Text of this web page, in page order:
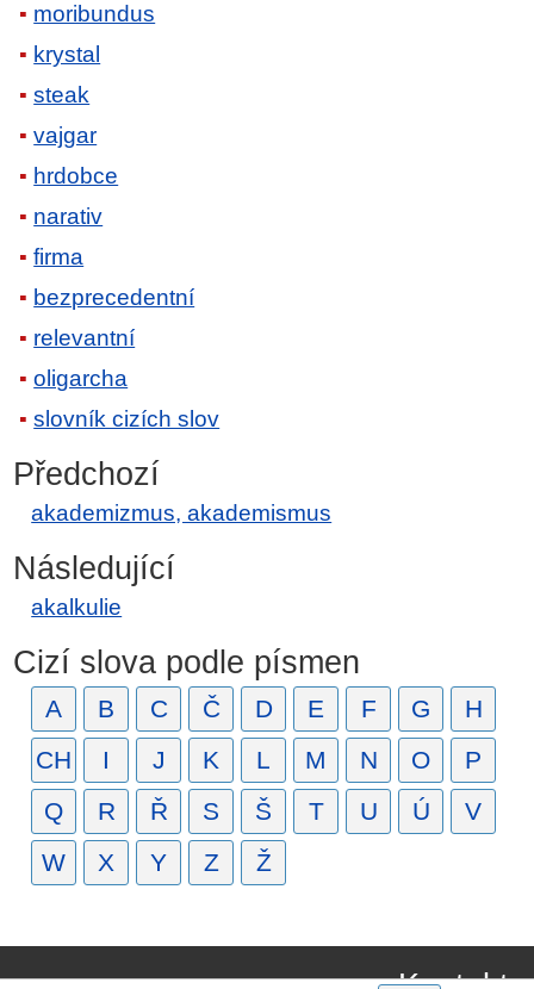
moribundus
krystal
steak
vajgar
hrdobce
narativ
firma
bezprecedentní
relevantní
oligarcha
slovník cizích slov
Předchozí
akademizmus, akademismus
Následující
akalkulie
Cizí slova podle písmen
A B C Č D E F G
H
CH
I J K L M N O
P
Q
R Ř S Š T U Ú
V
W
X Y Z Ž